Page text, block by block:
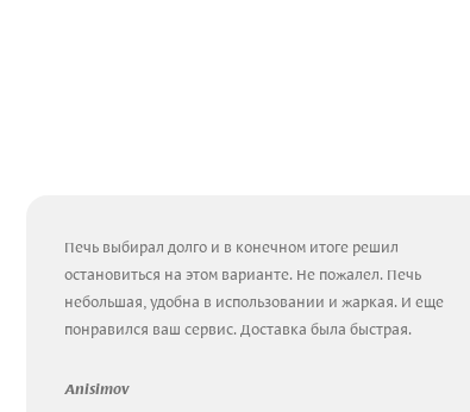
Печь выбирал долго и в конечном итоге решил
остановиться на этом варианте. Не пожалел. Печь
небольшая, удобна в использовании и жаркая. И еще
понравился ваш сервис. Доставка была быстрая.
Anisimov